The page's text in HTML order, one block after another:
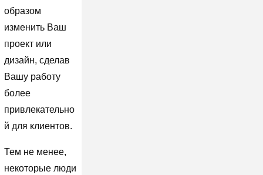
образом
изменить Ваш
проект или
дизайн, сделав
Вашу работу
более
привлекательно
й для клиентов.
Тем не менее,
некоторые люди